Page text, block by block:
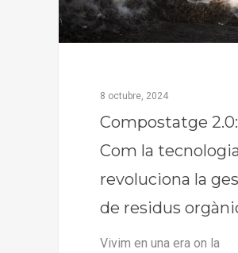
8 octubre, 2024
Compostatge 2.0:
Com la
revoluciona la
de residus
Vivim en una era on la